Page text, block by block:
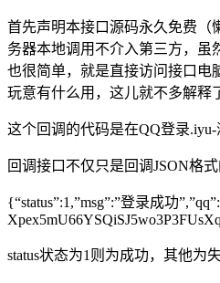
首先声明本接口源码永久免费（
务器本地调用不介入第三方，虽
也很简单，就是直接访问接口电
玩意有什么用，这儿就不多解释
这个回调的代码是在QQ登录
回调接口不仅只是回调JSON格
{“status”:1,”msg”:”登录成功
status状态为1则为成功，其他为失